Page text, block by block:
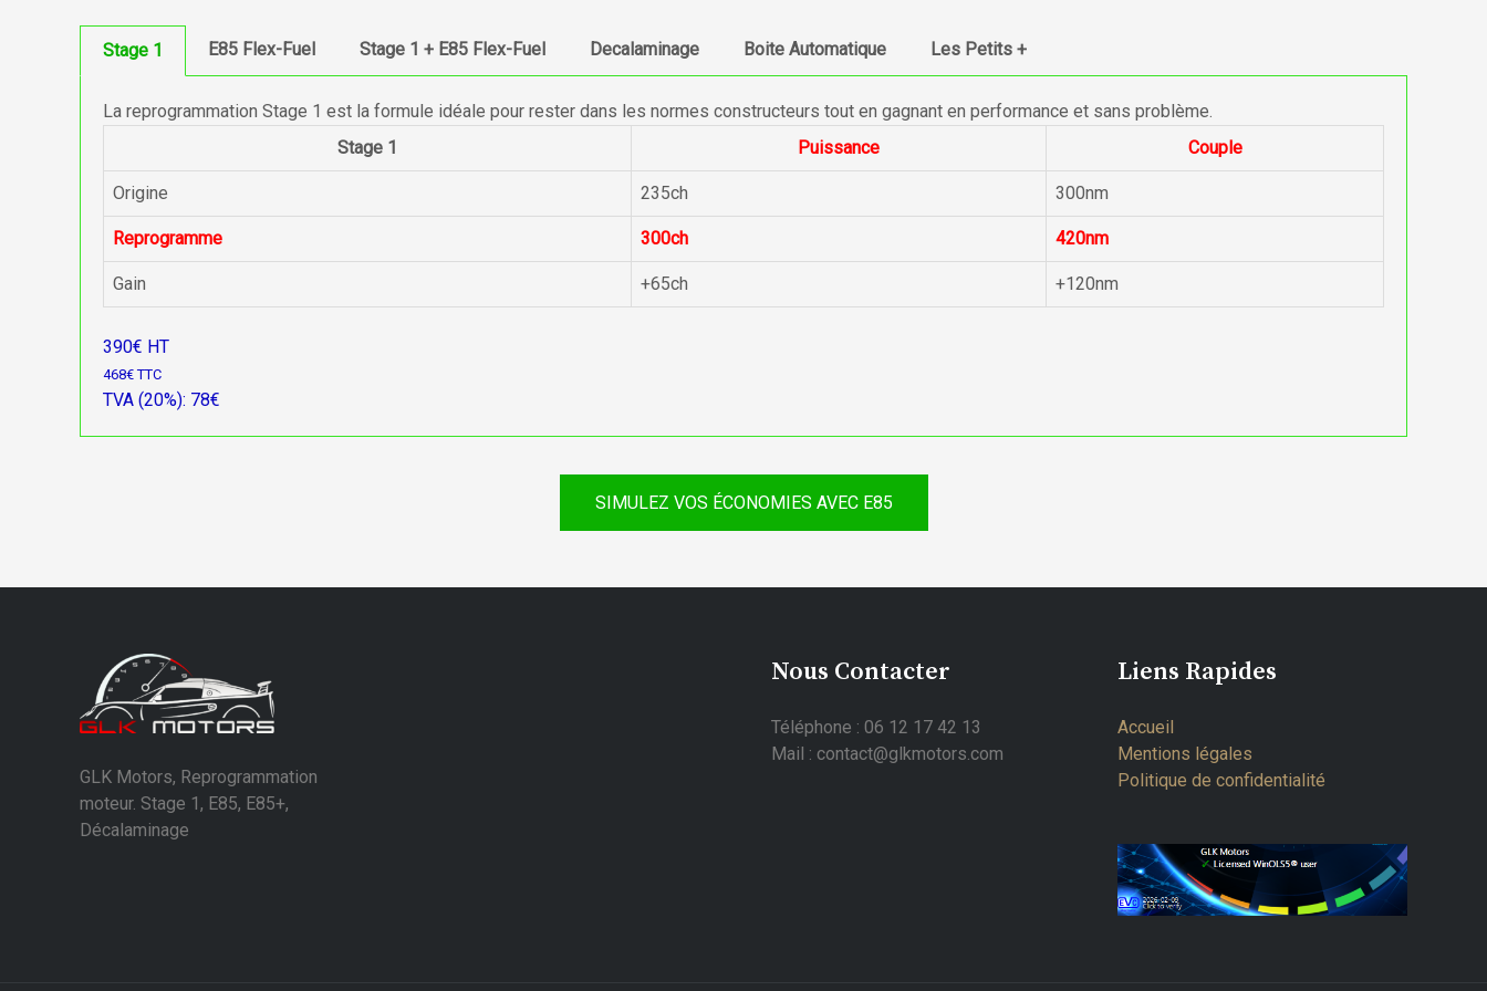
Stage 1 E85 Flex-Fuel Stage 1 + E85 Flex-Fuel Decalaminage Boite Automatique Les Petits +
La reprogrammation Stage 1 est la formule idéale pour rester dans les normes constructeurs tout en gagnant en performance et sans problème.
Stage 1
Puissance Couple
Origine 235ch 300nm
Reprogramme 300ch 420nm
Gain +65ch +120nm
390€ HT
468€ TTC
TVA (20%): 78€
SIMULEZ VOS ÉCONOMIES AVEC E85
GLK Motors, Reprogrammation
moteur. Stage 1, E85, E85+,
Décalaminage
Nous Contacter
Téléphone : 06 12 17 42 13
Mail : contact@glkmotors.com
Liens Rapides
Accueil
Mentions légales
Politique de confidentialité